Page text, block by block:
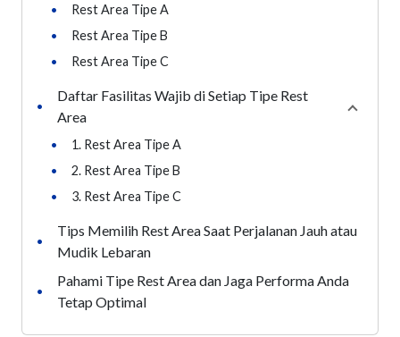
•
Rest Area Tipe A
•
Rest Area Tipe B
•
Rest Area Tipe C
•
Daftar Fasilitas Wajib di Setiap Tipe Rest
Area
•
1. Rest Area Tipe A
•
2. Rest Area Tipe B
•
3. Rest Area Tipe C
•
Tips Memilih Rest Area Saat Perjalanan Jauh atau
Mudik Lebaran
•
Pahami Tipe Rest Area dan Jaga Performa Anda
Tetap Optimal